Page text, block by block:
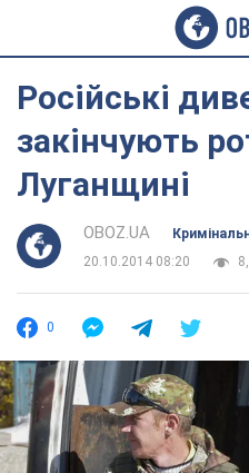
Російські
закінчують
Луганщині
OBOZ.UA
20.10.2014 08:20
0